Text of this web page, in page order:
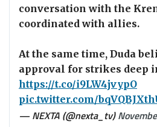
conversation with the
coordinated with allies.
At the same time, Duda
approval for strikes deep
https://t.co/i9LW4jvypO
pic.twitter.com/
— NEXTA (@nexta_tv)